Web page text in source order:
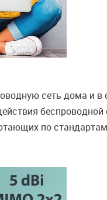
сеть дома и в
по